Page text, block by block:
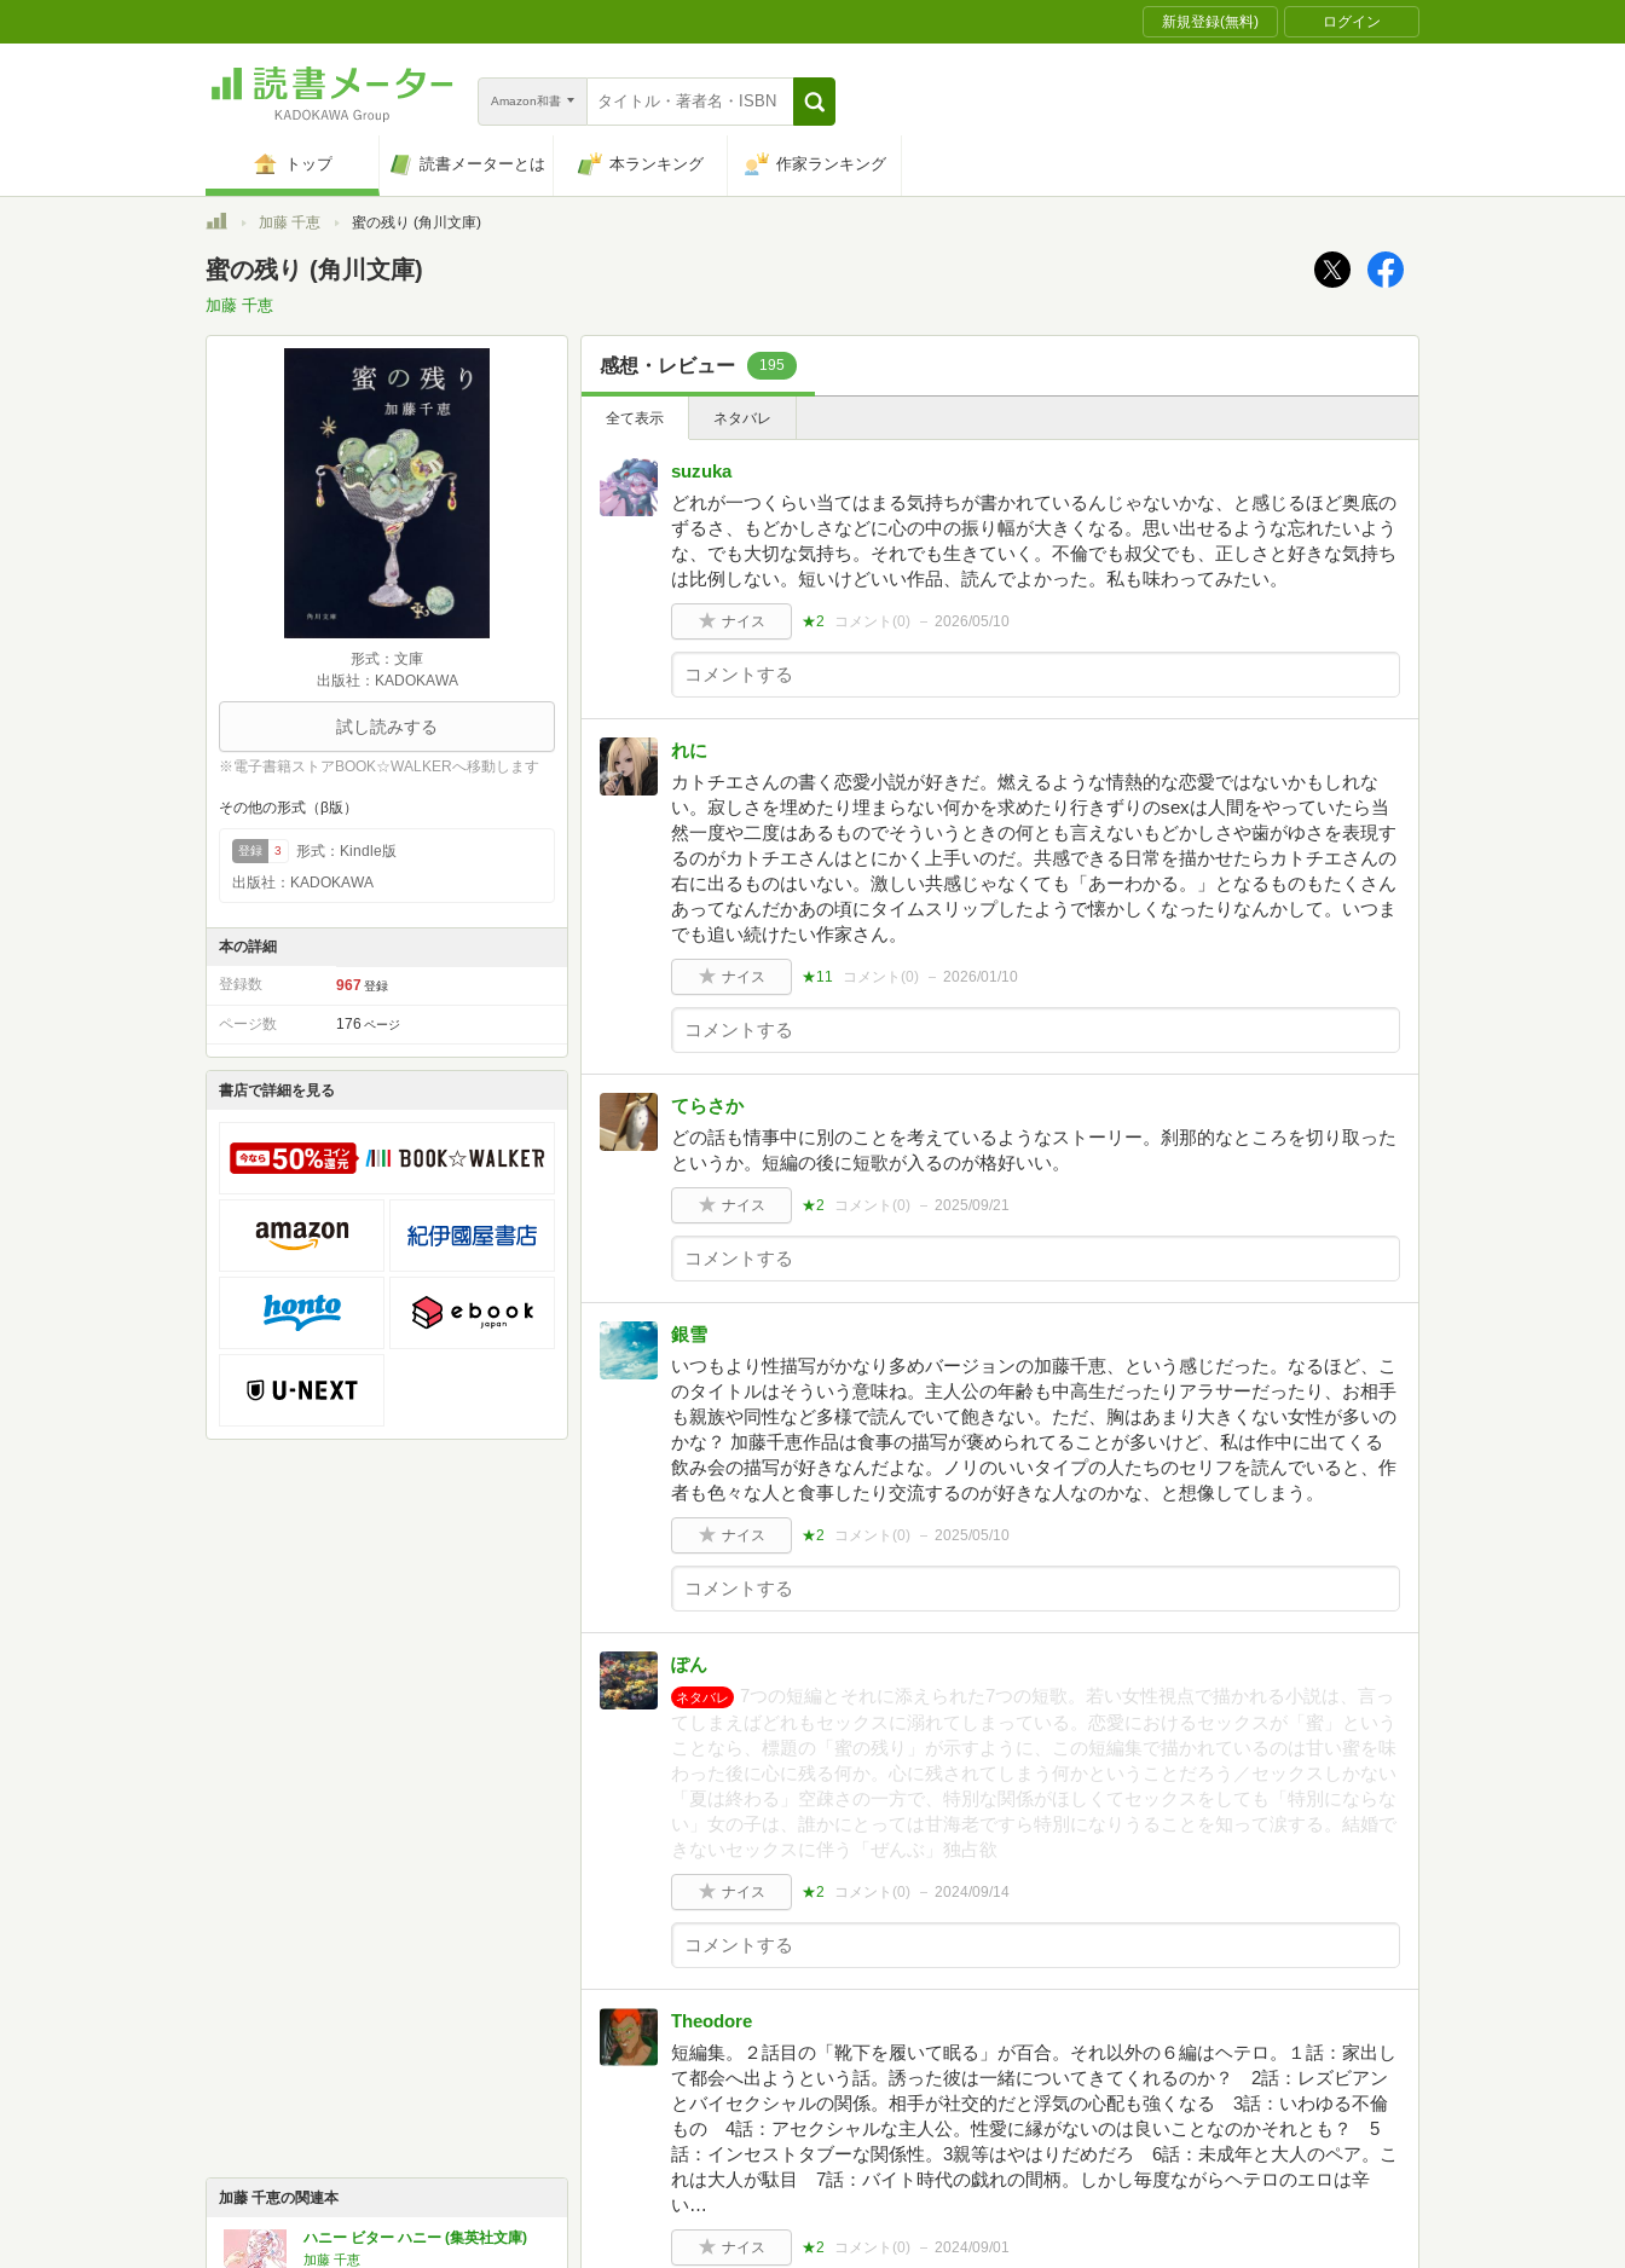
新規登録(無料) ログイン
Amazon和書
トップ 読書メーターとは 本ランキング 作家ランキング
トップ加藤 千恵 蜜の残り (角川文庫)
蜜の残り (角川文庫)
加藤 千恵
形式：文庫
出版社：KADOKAWA
試し読みする
※電子書籍ストアBOOK☆WALKERへ移動します
その他の形式（β版）
登録 3
形式：Kindle版
出版社：KADOKAWA
本の詳細
登録数 967 登録
ページ数 176 ページ
書店で詳細を見る
加藤 千恵の関連本
ハニー ビター ハニー (集英社文庫)
加藤 千恵
感想・レビュー 195
全て表示 ネタバレ
suzuka
どれが一つくらい当てはまる気持ちが書かれているんじゃないかな、と感じるほど奥底の
ずるさ、もどかしさなどに心の中の振り幅が大きくなる。思い出せるような忘れたいよう
な、でも大切な気持ち。それでも生きていく。不倫でも叔父でも、正しさと好きな気持ち
は比例しない。短いけどいい作品、読んでよかった。私も味わってみたい。
ナイス ★2 コメント(0) 2026/05/10
れに
カトチエさんの書く恋愛小説が好きだ。燃えるような情熱的な恋愛ではないかもしれな
い。寂しさを埋めたり埋まらない何かを求めたり行きずりのsexは人間をやっていたら当
然一度や二度はあるものでそういうときの何とも言えないもどかしさや歯がゆさを表現す
るのがカトチエさんはとにかく上手いのだ。共感できる日常を描かせたらカトチエさんの
右に出るものはいない。激しい共感じゃなくても「あーわかる。」となるものもたくさん
あってなんだかあの頃にタイムスリップしたようで懐かしくなったりなんかして。いつま
でも追い続けたい作家さん。
ナイス ★11 コメント(0) 2026/01/10
てらさか
どの話も情事中に別のことを考えているようなストーリー。刹那的なところを切り取った
というか。短編の後に短歌が入るのが格好いい。
ナイス ★2 コメント(0) 2025/09/21
銀雪
いつもより性描写がかなり多めバージョンの加藤千恵、という感じだった。なるほど、こ
のタイトルはそういう意味ね。主人公の年齢も中高生だったりアラサーだったり、お相手
も親族や同性など多様で読んでいて飽きない。ただ、胸はあまり大きくない女性が多いの
かな？ 加藤千恵作品は食事の描写が褒められてることが多いけど、私は作中に出てくる
飲み会の描写が好きなんだよな。ノリのいいタイプの人たちのセリフを読んでいると、作
者も色々な人と食事したり交流するのが好きな人なのかな、と想像してしまう。
ナイス ★2 コメント(0) 2025/05/10
ぽん
ネタバレ
7つの短編とそれに添えられた7つの短歌。若い女性視点で描かれる小説は、言っ
てしまえばどれもセックスに溺れてしまっている。恋愛におけるセックスが「蜜」という
ことなら、標題の「蜜の残り」が示すように、この短編集で描かれているのは甘い蜜を味
わった後に心に残る何か。心に残されてしまう何かということだろう／セックスしかない
「夏は終わる」空疎さの一方で、特別な関係がほしくてセックスをしても「特別にならな
い」女の子は、誰かにとっては甘海老ですら特別になりうることを知って涙する。結婚で
きないセックスに伴う「ぜんぶ」独占欲
ナイス ★2 コメント(0) 2024/09/14
Theodore
短編集。２話目の「靴下を履いて眠る」が百合。それ以外の６編はヘテロ。１話：家出し
て都会へ出ようという話。誘った彼は一緒についてきてくれるのか？ 2話：レズビアン
とバイセクシャルの関係。相手が社交的だと浮気の心配も強くなる 3話：いわゆる不倫
もの 4話：アセクシャルな主人公。性愛に縁がないのは良いことなのかそれとも？ 5
話：インセストタブーな関係性。3親等はやはりだめだろ 6話：未成年と大人のペア。こ
れは大人が駄目 7話：バイト時代の戯れの間柄。しかし毎度ながらヘテロのエロは辛
い…
ナイス ★2 コメント(0) 2024/09/01